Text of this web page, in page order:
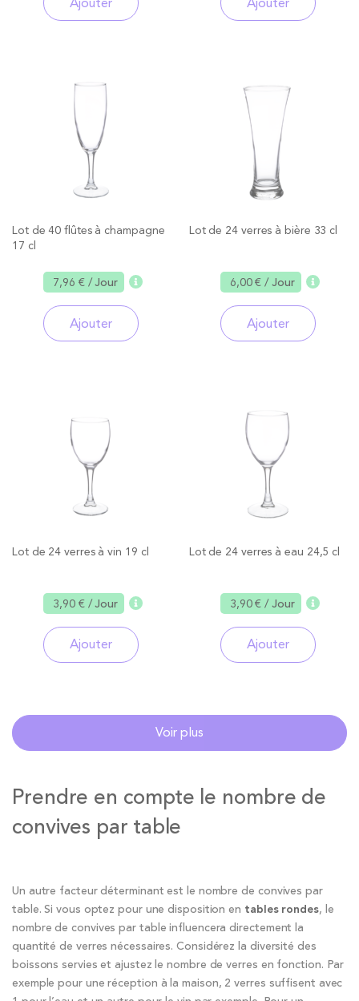
Lot de 40 flûtes à champagne
17 cl
7,96 € / Jour
Ajouter
Lot de 24 verres à bière 33 cl
6,00 € / Jour
Ajouter
Lot de 24 verres à vin 19 cl
3,90 € / Jour
Ajouter
Lot de 24 verres à eau 24,5 cl
3,90 € / Jour
Ajouter
Voir plus
Prendre en compte le nombre de
convives par table
Un autre facteur déterminant est le nombre de convives par
table. Si vous optez pour une disposition en tables rondes, le
nombre de convives par table influencera directement la
quantité de verres nécessaires. Considérez la diversité des
boissons servies et ajustez le nombre de verres en fonction. Par
exemple pour une réception à la maison, 2 verres suffisent avec